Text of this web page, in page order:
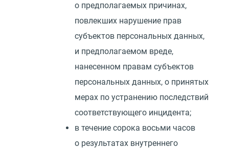
о предполагаемых причинах,
повлекших нарушение прав
субъектов персональных данных,
и предполагаемом вреде,
нанесенном правам субъектов
персональных данных, о принятых
мерах по устранению последствий
соответствующего инцидента;
в течение сорока восьми часов
о результатах внутреннего